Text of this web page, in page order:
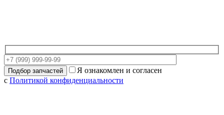
Я ознакомлен и согласен
с Политикой конфиденциальности